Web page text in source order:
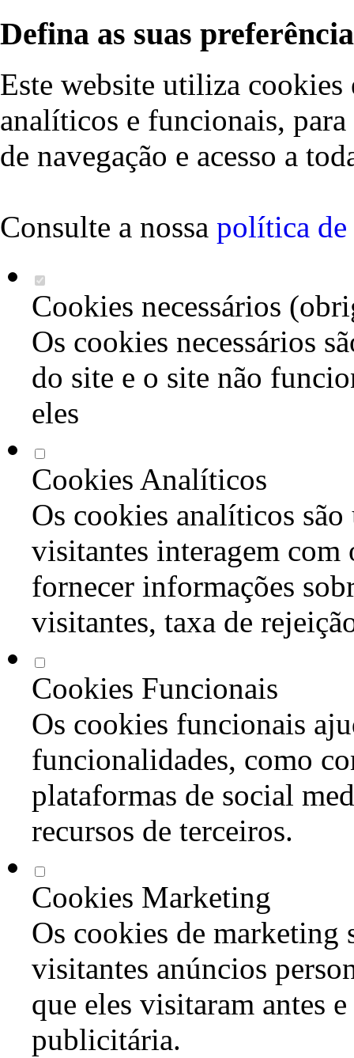
Defina as suas
Este website utiliza cookies
analíticos e funcionais,
de navegação e acesso a
Consulte a nossa política de
Cookies necessários
Os cookies necessários
do site e o site não
eles
Cookies Analíticos
Os cookies analíticos são
visitantes interagem com
fornecer informações
visitantes, taxa de
Cookies Funcionais
Os cookies funcionais
funcionalidades, como
plataformas de social
recursos de terceiros.
Cookies Marketing
Os cookies de marketing
visitantes anúncios
que eles visitaram antes
publicitária.